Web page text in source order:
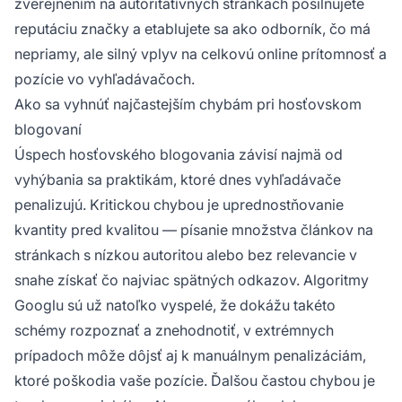
zverejnením na autoritatívnych stránkach posilňujete
reputáciu značky a etablujete sa ako odborník, čo má
nepriamy, ale silný vplyv na celkovú online prítomnosť a
pozície vo vyhľadávačoch.
Ako sa vyhnúť najčastejším chybám pri hosťovskom
blogovaní
Úspech hosťovského blogovania závisí najmä od
vyhýbania sa praktikám, ktoré dnes vyhľadávače
penalizujú. Kritickou chybou je uprednostňovanie
kvantity pred kvalitou — písanie množstva článkov na
stránkach s nízkou autoritou alebo bez relevancie v
snahe získať čo najviac spätných odkazov. Algoritmy
Googlu sú už natoľko vyspelé, že dokážu takéto
schémy rozpoznať a znehodnotiť, v extrémnych
prípadoch môže dôjsť aj k manuálnym penalizáciám,
ktoré poškodia vaše pozície. Ďalšou častou chybou je